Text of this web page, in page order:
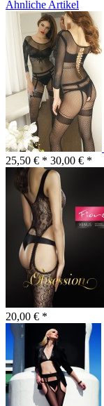
Ähnliche Artikel
25,50 € * 30,00 € *
20,00 € *